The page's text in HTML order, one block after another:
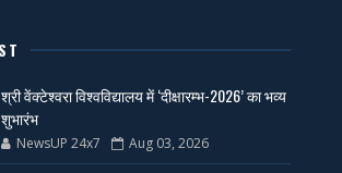
श्री वेंक्टेश्वरा विश्वविद्यालय में ‘दीक्षारम्भ-2026’ का भव्य
शुभारंभ
NewsUP 24x7 Aug 03, 2026